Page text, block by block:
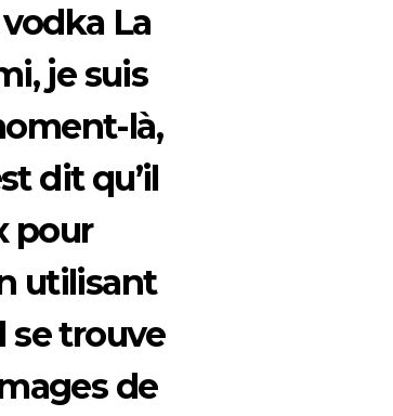
La
je suis
là,
dit qu’il
pour
utilisant
se trouve
de